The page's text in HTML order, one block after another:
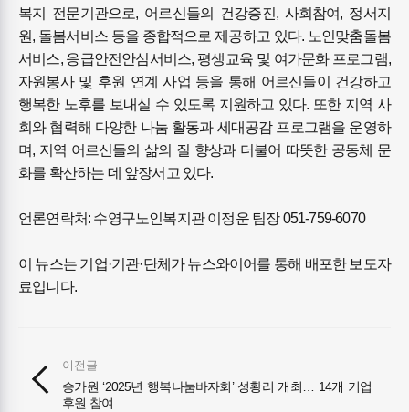
복지 전문기관으로, 어르신들의 건강증진, 사회참여, 정서지
원, 돌봄서비스 등을 종합적으로 제공하고 있다. 노인맞춤돌봄
서비스, 응급안전안심서비스, 평생교육 및 여가문화 프로그램,
자원봉사 및 후원 연계 사업 등을 통해 어르신들이 건강하고
행복한 노후를 보내실 수 있도록 지원하고 있다. 또한 지역 사
회와 협력해 다양한 나눔 활동과 세대공감 프로그램을 운영하
며, 지역 어르신들의 삶의 질 향상과 더불어 따뜻한 공동체 문
화를 확산하는 데 앞장서고 있다.
언론연락처: 수영구노인복지관 이정운 팀장 051-759-6070
이 뉴스는 기업·기관·단체가 뉴스와이어를 통해 배포한 보도자
료입니다.
이전글
승가원 ‘2025년 행복나눔바자회’ 성황리 개최… 14개 기업
후원 참여